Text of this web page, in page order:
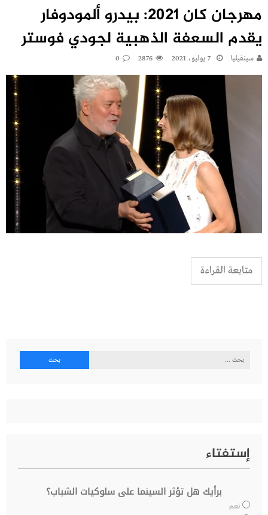
مهرجان كان 2021: بيدرو ألمودوفار
يقدم السعفة الذهبية لجودي فوستر
سينفيليا 7 يوليو، 2021 2876
0
متابعة القراءة
البحث
إستفتاء
برأيك هل تؤثر السينما على سلوكيات الشباب؟
نعم